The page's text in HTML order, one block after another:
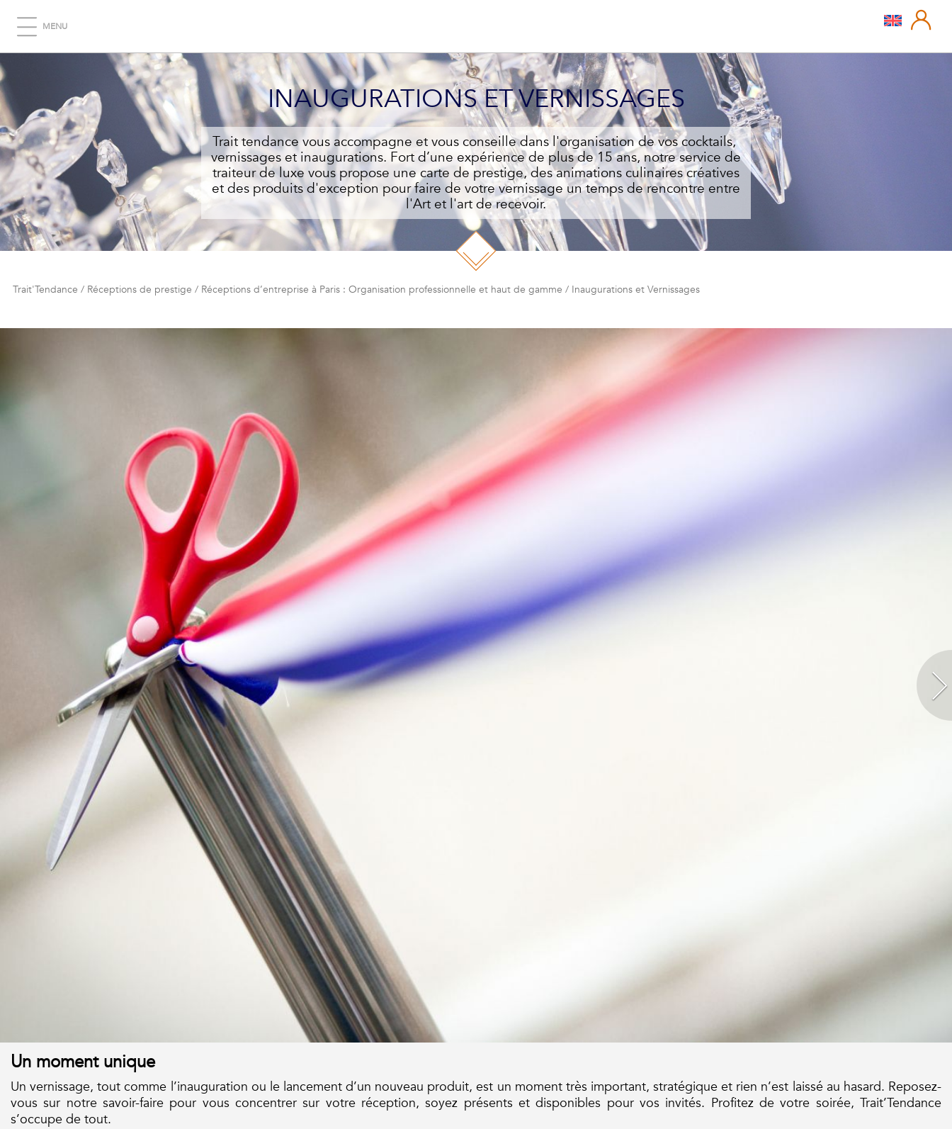
MENU
INAUGURATIONS ET VERNISSAGES
Trait tendance vous accompagne et vous conseille dans l'organisation de vos cocktails,
vernissages et inaugurations. Fort d’une expérience de plus de 15 ans, notre service de
traiteur de luxe vous propose une carte de prestige, des animations culinaires créatives
et des produits d'exception pour faire de votre vernissage un temps de rencontre entre
l'Art et l'art de recevoir.
Trait'Tendance / Réceptions de prestige / Réceptions d’entreprise à Paris : Organisation professionnelle et haut de gamme / Inaugurations et Vernissages
Un moment unique
Un vernissage, tout comme l’inauguration ou le lancement d’un nouveau produit, est un moment très important, stratégique et rien n’est laissé au hasard. Reposez-
vous sur notre savoir-faire pour vous concentrer sur votre réception, soyez présents et disponibles pour vos invités. Profitez de votre soirée, Trait’Tendance
s’occupe de tout.